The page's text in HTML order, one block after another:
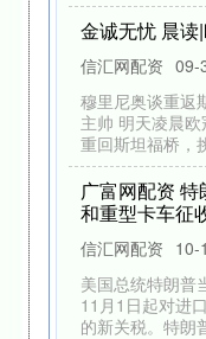
金诚无忧 晨
信汇网配资 09-
穆里尼奥谈重
主帅 明天凌晨
重回斯坦福桥，
广富网配资
和重型卡车
信汇网配资 10-
美国总统特朗
11月1日起对进
的新关税。特朗